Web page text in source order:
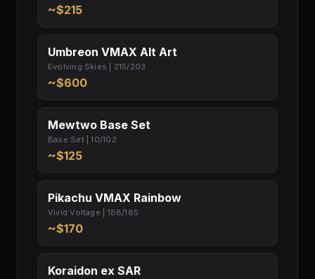
~$215
Umbreon VMAX Alt Art
Evolving Skies | 215/203
~$600
Mewtwo Base Set
Base Set | 10/102
~$125
Pikachu VMAX Rainbow
Vivid Voltage | 188/185
~$170
Koraidon ex SAR